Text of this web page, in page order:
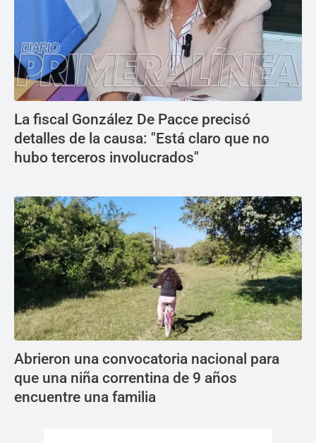
La fiscal González De Pacce precisó
detalles de la causa: "Está claro que no
hubo terceros involucrados"
Abrieron una convocatoria nacional para
que una niña correntina de 9 años
encuentre una familia